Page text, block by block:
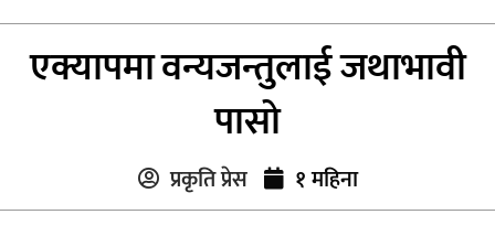
एक्यापमा वन्यजन्तुलाई जथाभावी
पासो
प्रकृति प्रेस १ महिना